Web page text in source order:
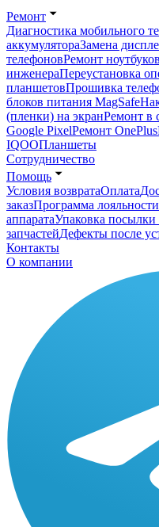
Ремонт
Диагностика мобильного
аккумулятораЗамена
телефоновРемонт ноутбуков
инженераПереустановка
планшетовПрошивка
блоков питания MagSafe
(пленки) на экранРемонт в
Google PixelРемонт OnePlus
IQOOПланшеты
Сотрудничество
Помощь
Условия возвратаОплата
заказПрограмма лояльности
аппаратаУпаковка посылки
запчастейДефекты после
Контакты
О компании